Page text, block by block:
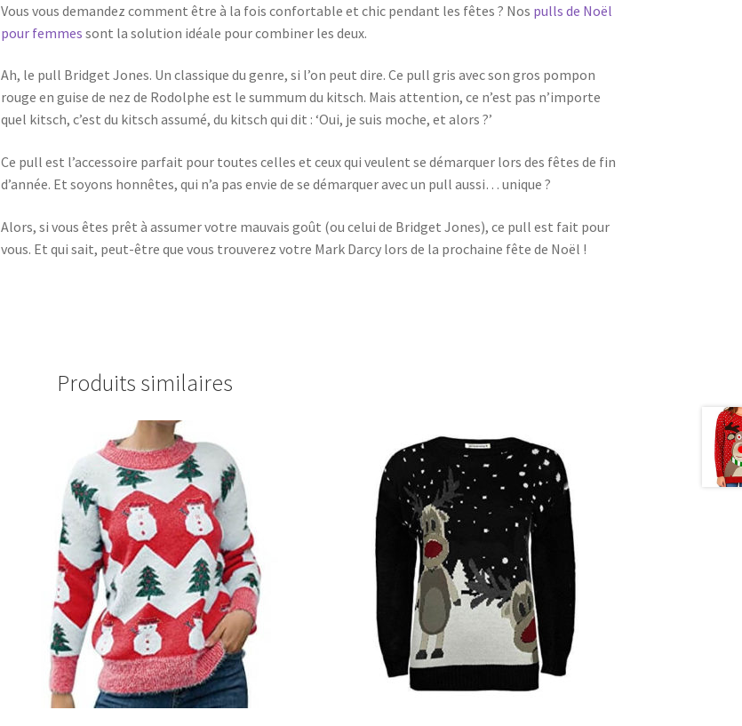
Vous vous demandez comment être à la fois confortable et chic pendant les fêtes ? Nos pulls de Noël
pour femmes sont la solution idéale pour combiner les deux.
Ah, le pull Bridget Jones. Un classique du genre, si l’on peut dire. Ce pull gris avec son gros pompon
rouge en guise de nez de Rodolphe est le summum du kitsch. Mais attention, ce n’est pas n’importe
quel kitsch, c’est du kitsch assumé, du kitsch qui dit : ‘Oui, je suis moche, et alors ?’
Ce pull est l’accessoire parfait pour toutes celles et ceux qui veulent se démarquer lors des fêtes de fin
d’année. Et soyons honnêtes, qui n’a pas envie de se démarquer avec un pull aussi… unique ?
Alors, si vous êtes prêt à assumer votre mauvais goût (ou celui de Bridget Jones), ce pull est fait pour
vous. Et qui sait, peut-être que vous trouverez votre Mark Darcy lors de la prochaine fête de Noël !
Produits similaires